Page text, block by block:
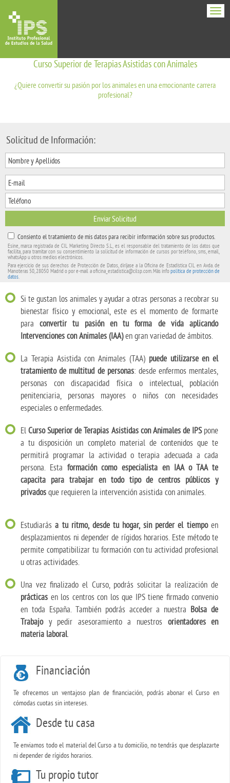
Menú
Curso Superior de Terapias Asistidas con Animales
¿Quiere convertir su pasión por los animales en una emocionante carrera
profesional?
Solicitud de Información:
Enviar Solicitud
Consiento el tratamiento de mis datos para recibir información sobre sus productos.
Esine, marca registrada de CIL Marketing Directo S.L, es el responsable del tratamiento de los datos que
facilita, para tramitar con su consentimiento la solicitud de información de cursos por teléfono, sms, email,
whatsApp u otros medios electrónicos.
Para ejercicio de sus derechos de Protección de Datos, diríjase a la Oficina de Estadística CIL en Avda. de
Manoteras 50, 28050 Madrid o por e-mail a oficina_estadistica@cilsp.com. Más infopolítica de protección de
datos.
Si te gustan los animales y ayudar a otras personas a recobrar su
bienestar físico y emocional, este es el momento de formarte
paraconvertir tu pasión en tu forma de vida aplicando
Intervenciones con Animales (IAA)en gran variedad de ámbitos.
La Terapia Asistida con Animales (TAA) puede utilizarse en el
tratamiento de multitud de personas: desde enfermos mentales,
personas con discapacidad física o intelectual, población
penitenciaria, personas mayores o niños con necesidades
especiales o enfermedades.
ElCurso Superior de Terapias Asistidas con Animales de IPSpone
a tu disposición un completo material de contenidos que te
permitirá programar la actividad o terapia adecuada a cada
persona. Esta formación como especialista en IAA o TAA te
capacita para trabajar en todo tipo de centros públicos y
privadosque requieren la intervención asistida con animales.
Estudiarása tu ritmo, desde tu hogar, sin perder el tiempoen
desplazamientos ni depender de rígidos horarios. Este método te
permite compatibilizar tu formación con tu actividad profesional
u otras actividades.
Una vez finalizado el Curso, podrás solicitar la realización de
prácticas en los centros con los que IPS tiene firmado convenio
en toda España. También podrás acceder a nuestra Bolsa de
Trabajoy pedir asesoramiento a nuestros orientadores en
materia laboral.
Financiación
Te ofrecemos un ventajoso plan de financiación, podrás abonar el Curso en
cómodas cuotas sin intereses.
Desde tu casa
Te enviamos todo el material del Curso a tu domicilio, no tendrás que desplazarte
ni depender de rígidos horarios.
Tu propio tutor